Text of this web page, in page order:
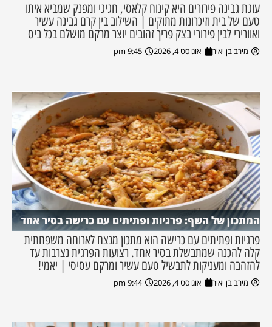
עוגת גבינה פירורים היא קינוח קלאסי, חגיגי ומפנק שמביא איתו
טעם של בית וזיכרונות מתוקים | השילוב בין קרם גבינה עשיר
ואוורירי לבין פירורי בצק פריך זהובים יוצר מרקם מושלם בכל ביס
מירב בן יאיר אוגוסט 4, 2026 9:45 pm
המתכון של השף: פרגיות ופתיתים עם כרישה בסיר אחד
פרגיות ופתיתים עם כרישה הוא מתכון מנצח לארוחה משפחתית
קלה להכנה שמתבשלת בסיר אחד. רצועות הפרגית נצרבות עד
להזהבה ומעניקות לתבשיל טעם עשיר ומרקם עסיסי | יאמי!
מירב בן יאיר אוגוסט 4, 2026 9:44 pm